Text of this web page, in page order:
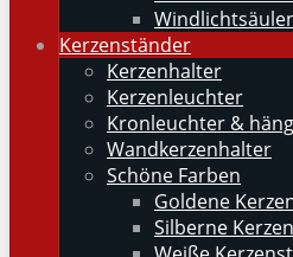
Kerzenständer
Kerzenhalter
Kerzenleuchter
Kronleuchter &
Wandkerzenhalter
Schöne Farben
Goldene
Silberne